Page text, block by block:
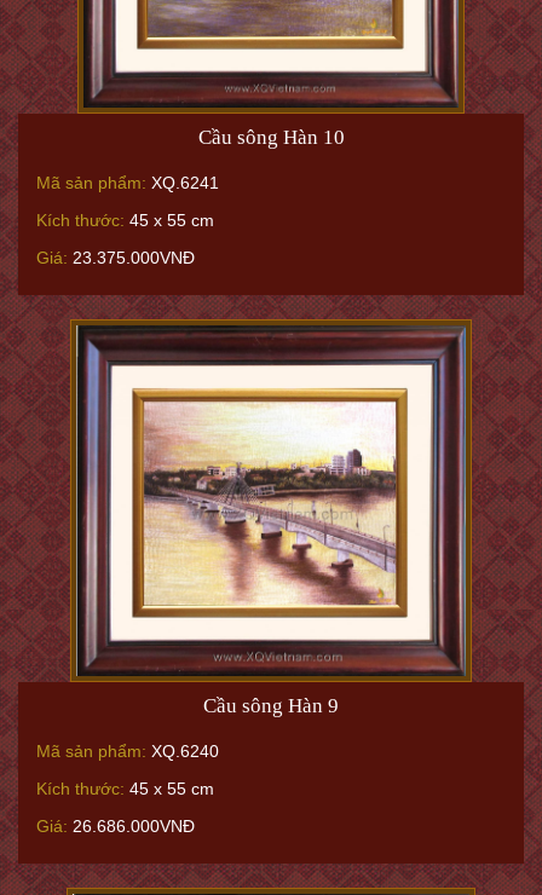
Cầu sông Hàn 10
Mã sản phẩm: XQ.6241
Kích thước: 45 x 55 cm
Giá: 23.375.000VNĐ
Cầu sông Hàn 9
Mã sản phẩm: XQ.6240
Kích thước: 45 x 55 cm
Giá: 26.686.000VNĐ